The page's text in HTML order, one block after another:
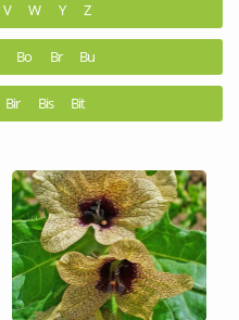
V W Y Z
Bo Br Bu
Bir Bis Bit